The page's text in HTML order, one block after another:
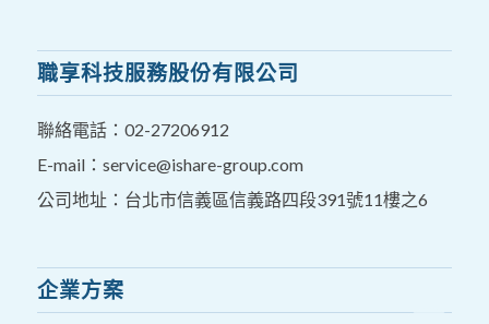
職享科技服務股份有限公司
聯絡電話： 02-27206912
E-mail： service@ishare-group.com
公司地址：台北市信義區信義路四段391號11樓之6
企業方案